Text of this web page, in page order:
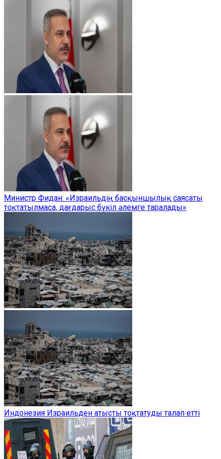
Министр Фидан: «Израильдің басқыншылық саясаты
тоқтатылмаса, дағдарыс бүкіл әлемге таралады»
Индонезия Израильден атысты тоқтатуды талап етті